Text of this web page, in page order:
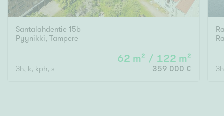
Santalahdentie 15b
Pyynikki, Tampere
62 m² / 122 m²
3h, k, kph, s 359 000 €